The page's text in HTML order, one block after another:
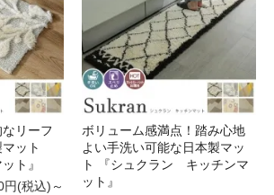
リーフ
ット
ト』
円(税込)～
ボリューム感満点！踏み心地
よい手洗い可能な日本製マッ
ト 『シュクラン キッチンマ
ット』